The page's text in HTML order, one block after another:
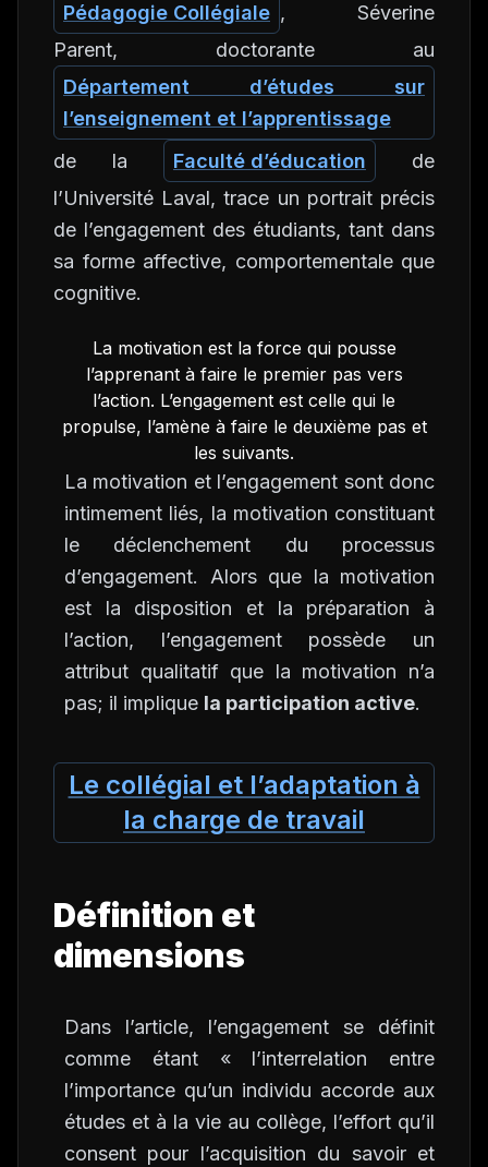
Pédagogie Collégiale , Séverine
Parent, doctorante au
Département d’études sur
l’enseignement et l’apprentissage
de la
Faculté d’éducation
de
l’Université Laval, trace un portrait précis
de l’engagement des étudiants, tant dans
sa forme affective, comportementale que
cognitive.
La motivation est la force qui pousse
l’apprenant à faire le premier pas vers
l’action. L’engagement est celle qui le
propulse, l’amène à faire le deuxième pas et
les suivants.
La motivation et l’engagement sont donc
intimement liés, la motivation constituant
le déclenchement du processus
d’engagement. Alors que la motivation
est la disposition et la préparation à
l’action, l’engagement possède un
attribut qualitatif que la motivation n’a
pas; il implique la participation active.
Le collégial et l’adaptation à
la charge de travail
Définition et
dimensions
Dans l’article, l’engagement se définit
comme étant « l’interrelation entre
l’importance qu’un individu accorde aux
études et à la vie au collège, l’effort qu’il
consent pour l’acquisition du savoir et